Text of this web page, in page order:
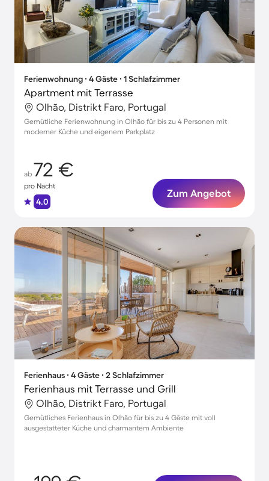
Ferienwohnung ∙ 4 Gäste ∙ 1 Schlafzimmer
Apartment mit Terrasse
Olhão, Distrikt Faro, Portugal
Gemütliche Ferienwohnung in Olhão für bis zu 4 Personen mit
moderner Küche und eigenem Parkplatz
ab 72 €
pro Nacht
4.0
Zum Angebot
Ferienhaus ∙ 4 Gäste ∙ 2 Schlafzimmer
Ferienhaus mit Terrasse und Grill
Olhão, Distrikt Faro, Portugal
Gemütliches Ferienhaus in Olhão für bis zu 4 Gäste mit voll
ausgestatteter Küche und charmantem Ambiente